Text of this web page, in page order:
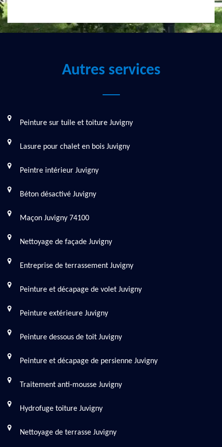
Autres services
Peinture sur tuile et toiture Juvigny
Lasure pour chalet en bois Juvigny
Peintre intérieur Juvigny
Béton désactivé Juvigny
Maçon Juvigny 74100
Nettoyage de façade Juvigny
Entreprise de terrassement Juvigny
Peinture et décapage de volet Juvigny
Peinture extérieure Juvigny
Peinture dessous de toit Juvigny
Peinture et décapage de persienne Juvigny
Traitement anti-mousse Juvigny
Hydrofuge toiture Juvigny
Nettoyage de terrasse Juvigny